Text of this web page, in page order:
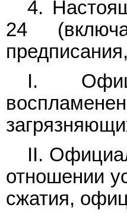
4.
24
I.
II.
отношении
сжатия,